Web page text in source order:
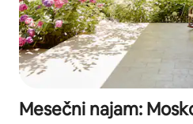
Mesečni najam: